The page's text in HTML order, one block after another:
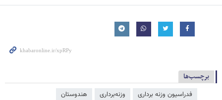
برچسب‌ها
فدراسیون وزنه برداری وزنه‌برداری هندوستان